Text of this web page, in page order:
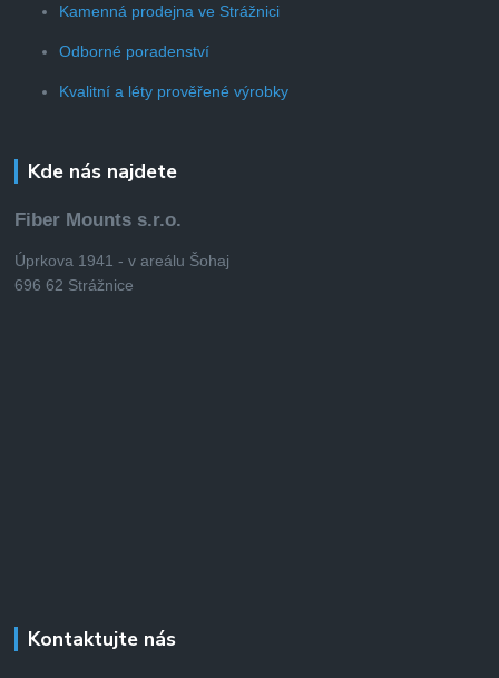
Kamenná prodejna ve Strážnici
Odborné poradenství
Kvalitní a léty prověřené výrobky
Kde nás najdete
Fiber Mounts s.r.o.
Úprkova 1941 - v areálu Šohaj
696 62 Strážnice
Kontaktujte nás